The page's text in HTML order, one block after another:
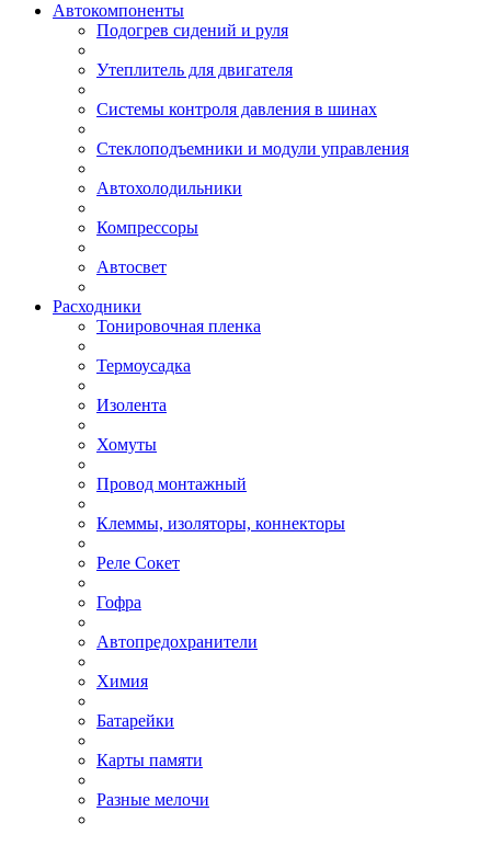
Автокомпоненты
Подогрев сидений и руля
Утеплитель для двигателя
Системы контроля давления в шинах
Стеклоподъемники и модули управления
Автохолодильники
Компрессоры
Автосвет
Расходники
Тонировочная пленка
Термоусадка
Изолента
Хомуты
Провод монтажный
Клеммы, изоляторы, коннекторы
Реле Сокет
Гофра
Автопредохранители
Химия
Батарейки
Карты памяти
Разные мелочи